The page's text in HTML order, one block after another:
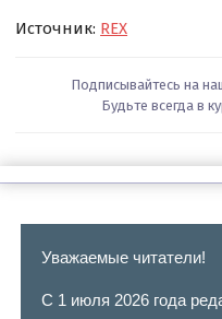
Источник: REX
Подписывайтесь на
Будьте всегда в
Уважаемые читатели!
С 1 июля 2026 года